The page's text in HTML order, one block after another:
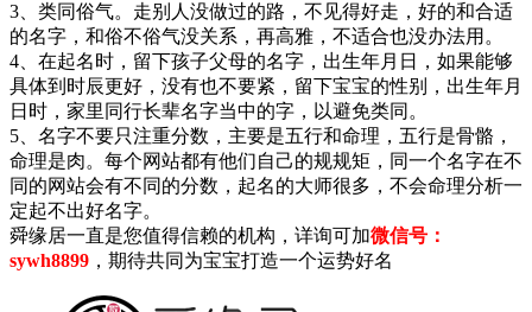
3、类同俗气。走别人没做过的路，不见得好走，好的和合适
的名字，和俗不俗气没关系，再高雅，不适合也没办法用。
4、在起名时，留下孩子父母的名字，出生年月日，如果能够
具体到时辰更好，没有也不要紧，留下宝宝的性别，出生年月
日时，家里同行长辈名字当中的字，以避免类同。
5、名字不要只注重分数，主要是五行和命理，五行是骨骼，
命理是肉。每个网站都有他们自己的规规矩，同一个名字在不
同的网站会有不同的分数，起名的大师很多，不会命理分析一
定起不出好名字。
舜缘居一直是您值得信赖的机构，详询可加微信号：
sywh8899 ，期待共同为宝宝打造一个运势好名